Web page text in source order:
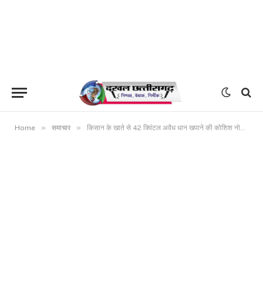
Home » समाचार » किसान के खाते से 42 क्विंटल अवैध धान खपाने की कोशिश नोडल अधिकारी द्वारा निरीक्षण में पकड़ा गया, गिरजापुर समिति में धान जप्त